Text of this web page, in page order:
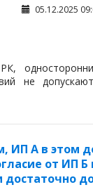
05.12.2025
не
ИП А в этом
от ИП